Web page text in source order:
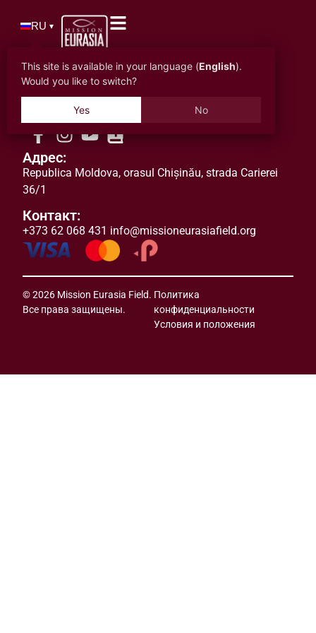
RU ▾
Адрес:
Republica Moldova, orasul Chișinău, strada Carierei
36/1
Контакт:
+373 62 068 431 info@missioneurasiafield.org
© 2026 Mission Eurasia Field.
Все права защищены.
Политика
конфиденциальности
Условия и положения
This site is available in your language (English).
Would you like to switch?
Yes No